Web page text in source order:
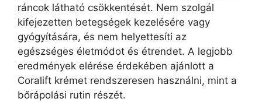
ráncok látható csökkentését. Nem szolgál
kifejezetten betegségek kezelésére vagy
gyógyítására, és nem helyettesíti az
egészséges életmódot és étrendet. A legjobb
eredmények elérése érdekében ajánlott a
Coralift krémet rendszeresen használni, mint a
bőrápolási rutin részét.